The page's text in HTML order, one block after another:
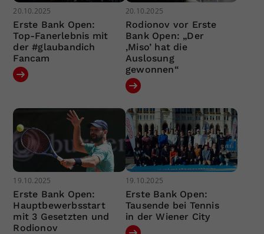
20.10.2025
Erste Bank Open:
Top-Fanerlebnis mit
der #glaubandich
Fancam
20.10.2025
Rodionov vor Erste
Bank Open: „Der
‚Miso’ hat die
Auslosung
gewonnen“
19.10.2025
Erste Bank Open:
Hauptbewerbsstart
mit 3 Gesetzten und
Rodionov
19.10.2025
Erste Bank Open:
Tausende bei Tennis
in der Wiener City